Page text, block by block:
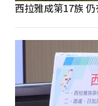
西拉雅成第17族